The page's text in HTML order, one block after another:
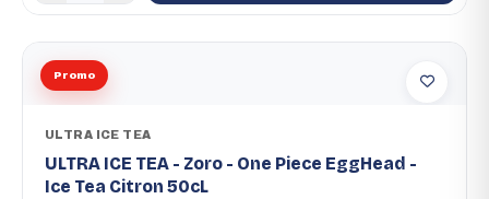
Promo
ULTRA ICE TEA
ULTRA ICE TEA - Zoro - One Piece EggHead -
Ice Tea Citron 50cL